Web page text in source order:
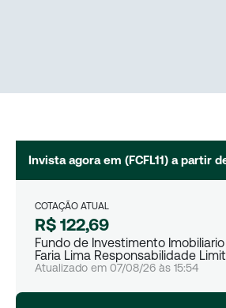
Invista agora em (FCFL11) a partir
COTAÇÃO ATUAL
R$ 122,69
Fundo de Investimento
Faria Lima Responsabilidade
Atualizado em 07/08/26 às 15:54